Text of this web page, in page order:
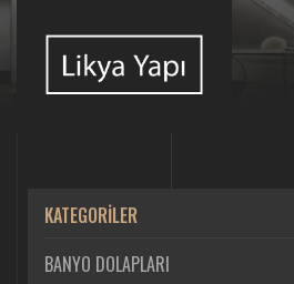
KATEGORİLER
BANYO DOLAPLARI